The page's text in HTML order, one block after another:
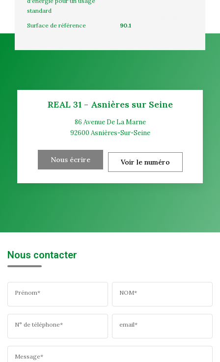
standard
Surface de référence
90.1
REAL 31 - Asnières sur Seine
86 Avenue De La Marne
92600 Asnières-Sur-Seine
Nous écrire Voir le numéro
Nous contacter
Prénom* NOM*
N° de téléphone* email*
Message*